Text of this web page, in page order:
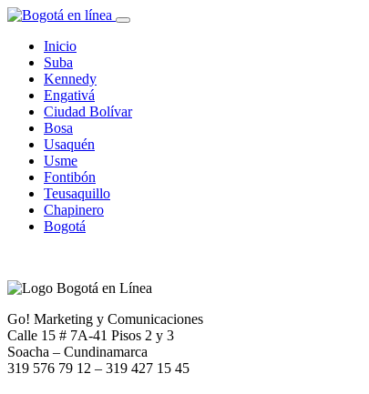
Inicio
Suba
Kennedy
Engativá
Ciudad Bolívar
Bosa
Usaquén
Usme
Fontibón
Teusaquillo
Chapinero
Bogotá
Go! Marketing y Comunicaciones
Calle 15 # 7A-41 Pisos 2 y 3
Soacha – Cundinamarca
319 576 79 12 – 319 427 15 45